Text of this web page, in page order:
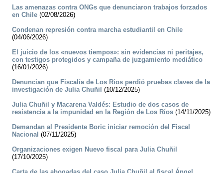
Las amenazas contra ONGs que denunciaron trabajos forzados
en Chile (02/08/2026)
Condenan represión contra marcha estudiantil en Chile
(04/06/2026)
El juicio de los «nuevos tiempos»: sin evidencias ni peritajes,
con testigos protegidos y campaña de juzgamiento mediático
(16/01/2026)
Denuncian que Fiscalía de Los Ríos perdió pruebas claves de la
investigación de Julia Chuñil (10/12/2025)
Julia Chuñil y Macarena Valdés: Estudio de dos casos de
resistencia a la impunidad en la Región de Los Ríos (14/11/2025)
Demandan al Presidente Boric iniciar remoción del Fiscal
Nacional (07/11/2025)
Organizaciones exigen Nuevo fiscal para Julia Chuñil
(17/10/2025)